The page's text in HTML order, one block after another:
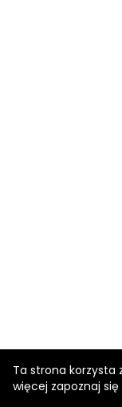
Ta strona korzysta
więcej zapoznaj się